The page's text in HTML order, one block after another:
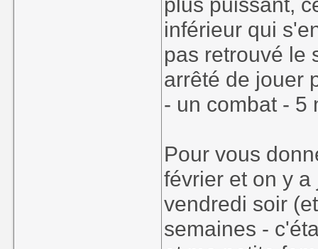
inférieur qui
pas retrouvé le
arrêté de jouer
- un combat - 5
Pour vous
février et on y
vendredi soir
semaines -